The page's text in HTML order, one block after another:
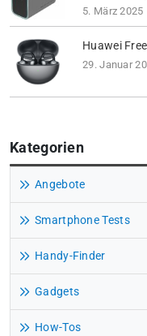
5. März 2025
Huawei
29. Januar
Kategorien
Angebote
Smartphone Tests
Handy-Finder
Gadgets
How-Tos